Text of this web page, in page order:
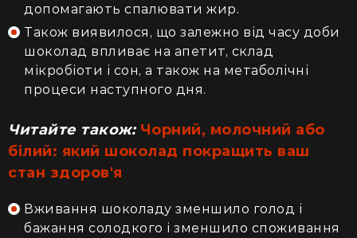
допомагають спалювати жир.
Також виявилося, що залежно від часу доби
шоколад впливає на апетит, склад
мікробіоти і сон, а також на метаболічні
процеси наступного дня.
Читайте також: Чорний, молочний або
білий: який шоколад покращить ваш
стан здоров'я
Вживання шоколаду зменшило голод і
бажання солодкого і зменшило споживання